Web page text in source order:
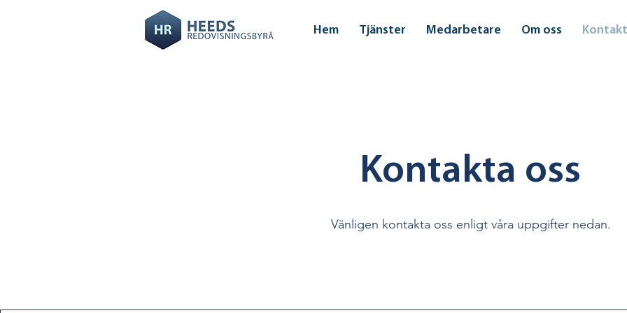
Hem Tjänster Medarbetare Om oss Kontakt
Kontakta oss
Vänligen kontakta oss enligt våra uppgifter nedan.